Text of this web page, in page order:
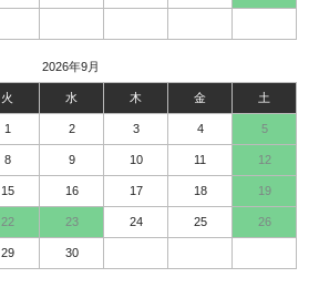
2026年9月
火 水 木 金 土
1 2 3 4 5
8 9 10 11 12
15 16 17 18 19
22 23 24 25 26
29 30